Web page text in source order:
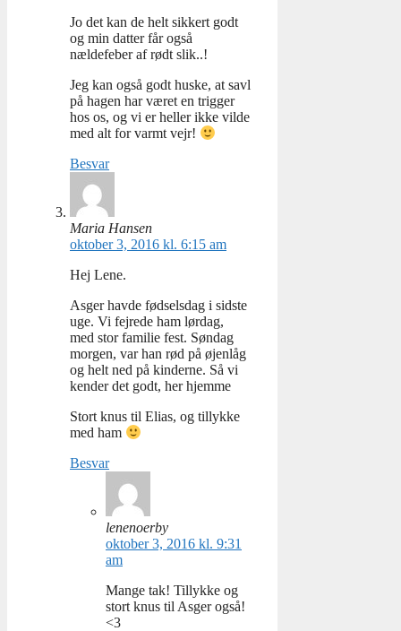
Jo det kan de helt sikkert godt
og min datter får også
nældefeber af rødt slik..!
Jeg kan også godt huske, at savl
på hagen har været en trigger
hos os, og vi er heller ikke vilde
med alt for varmt vejr!
Besvar
Maria Hansen
oktober 3, 2016 kl. 6:15 am
Hej Lene.
Asger havde fødselsdag i sidste
uge. Vi fejrede ham lørdag,
med stor familie fest. Søndag
morgen, var han rød på øjenlåg
og helt ned på kinderne. Så vi
kender det godt, her hjemme
Stort knus til Elias, og tillykke
med ham
Besvar
lenenoerby
oktober 3, 2016 kl. 9:31
am
Mange tak! Tillykke og
stort knus til Asger også!
<3